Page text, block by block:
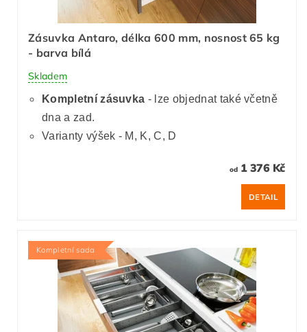
Zásuvka Antaro, délka 600 mm, nosnost 65 kg
- barva bílá
Skladem
Kompletní zásuvka - lze objednat také včetně
dna a zad.
Varianty výšek - M, K, C, D
od1 376 Kč
DETAIL
Kompletní sada